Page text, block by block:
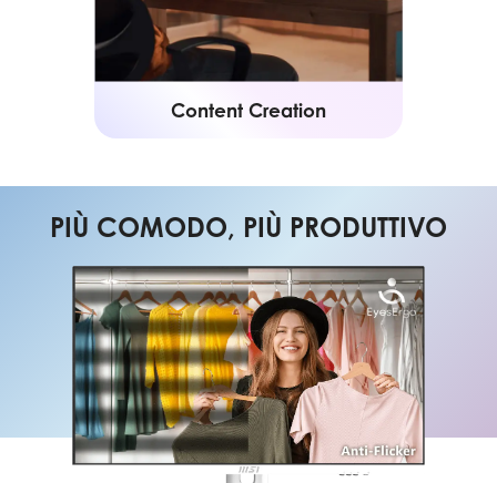
Content Creation
PIÙ COMODO, PIÙ PRODUTTIVO